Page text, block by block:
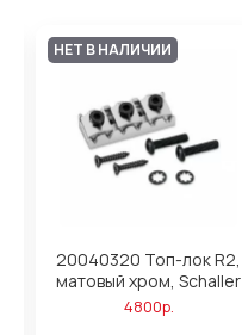
НЕТ В НАЛИЧИИ
20040320 Топ-лок R2,
матовый хром, Schaller
4800р.